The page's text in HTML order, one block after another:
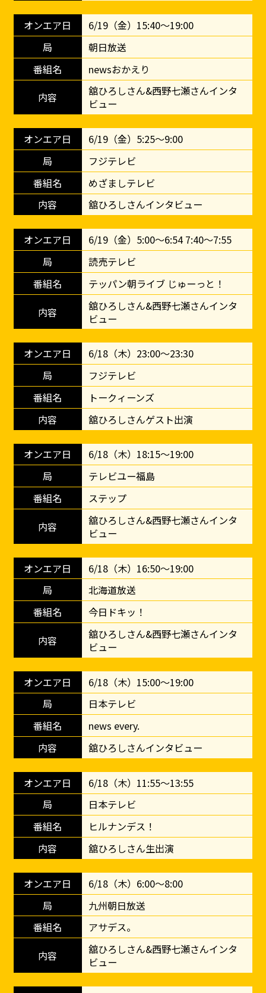
6/19（金）15:40～19:00
朝日放送
newsおかえり
舘ひろしさん&西野七瀬さんインタ
ビュー
6/19（金）5:25～9:00
フジテレビ
めざましテレビ
舘ひろしさんインタビュー
6/19（金）5:00～6:54 7:40～7:55
読売テレビ
テッパン朝ライブ じゅーっと！
舘ひろしさん&西野七瀬さんインタ
ビュー
6/18（木）23:00～23:30
フジテレビ
トークィーンズ
舘ひろしさんゲスト出演
6/18（木）18:15～19:00
テレビユー福島
ステップ
舘ひろしさん&西野七瀬さんインタ
ビュー
6/18（木）16:50～19:00
北海道放送
今日ドキッ！
舘ひろしさん&西野七瀬さんインタ
ビュー
6/18（木）15:00～19:00
日本テレビ
news every.
舘ひろしさんインタビュー
6/18（木）11:55～13:55
日本テレビ
ヒルナンデス！
舘ひろしさん生出演
6/18（木）6:00～8:00
九州朝日放送
アサデス。
舘ひろしさん&西野七瀬さんインタ
ビュー